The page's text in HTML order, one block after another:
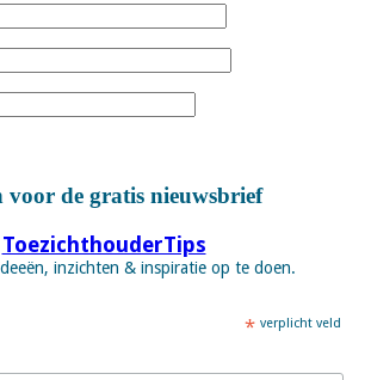
de gratis nieuwsbrief
ToezichthouderTips
inzichten & inspiratie op te doen.
*verplicht veld